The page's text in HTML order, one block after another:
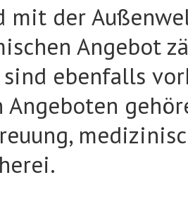
mit der
Angebot
ebenfalls
Angeboten